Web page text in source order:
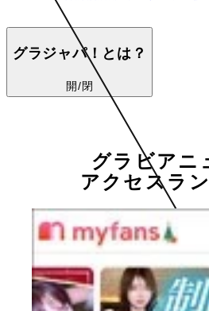
グラジャパ！とは？
開/閉
グラビアニ
アクセスラ